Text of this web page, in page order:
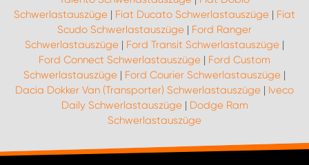
Schwerlastauszüge | Fiat Ducato Schwerlastauszüge | Fiat
Scudo Schwerlastauszüge | Ford Ranger
Schwerlastauszüge | Ford Transit Schwerlastauszüge |
Ford Connect Schwerlastauszüge | Ford Custom
Schwerlastauszüge | Ford Courier Schwerlastauszüge |
Dacia Dokker Van (Transporter) Schwerlastauszüge | Iveco
Daily Schwerlastauszüge| Dodge Ram
Schwerlastauszüge